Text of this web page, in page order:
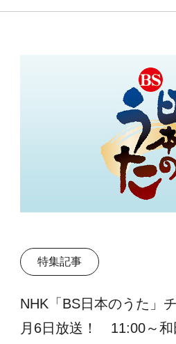
特集記事
NHK「BS日本のうた」
月6日放送！ 11:00～和